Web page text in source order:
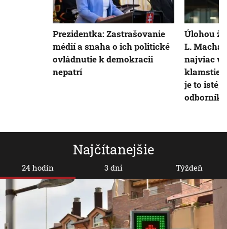
Najčítanejšie
24 hodín 3 dni Týždeň
Prezidentka: Zastrašovanie
médií a snaha o ich politické
ovládnutie k demokracii
nepatrí
Úlohou
L.
najviac
klamstiev
je to isté,
odborník